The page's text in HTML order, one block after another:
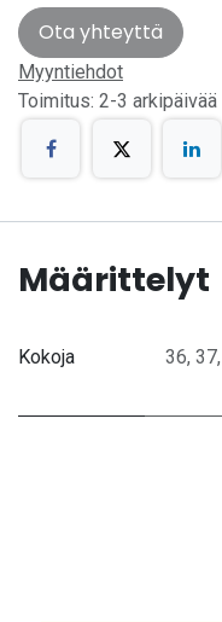
Ota yhteyttä
Myyntiehdot
Toimitus: 2-3 arkipäivää
Määrittelyt
Kokoja 36, 37,